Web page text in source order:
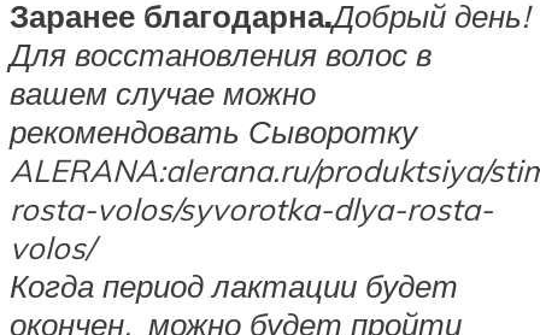
Заранее благодарна.Добрый день!
Для восстановления волос в
вашем случае можно
рекомендовать Сыворотку
ALERANA:alerana.ru/produktsiya/
rosta-volos/syvorotka-dlya-rosta-
volos/
Когда период лактации будет
окончен, можно будет пройти